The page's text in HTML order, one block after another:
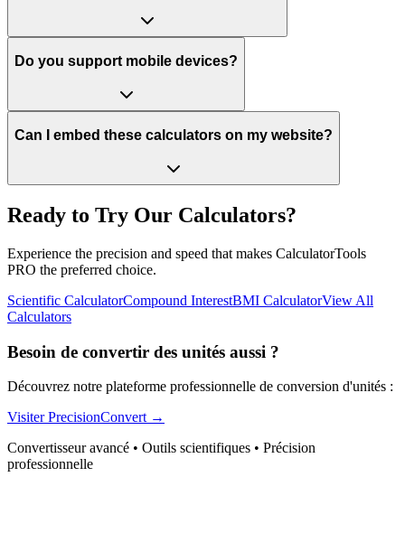
Do you support mobile devices?
Can I embed these calculators on my website?
Ready to Try Our Calculators?
Experience the precision and speed that makes CalculatorTools
PRO the preferred choice.
Scientific CalculatorCompound InterestBMI CalculatorView All
Calculators
Besoin de convertir des unités aussi ?
Découvrez notre plateforme professionnelle de conversion d'unités :
Visiter PrecisionConvert →
Convertisseur avancé • Outils scientifiques • Précision
professionnelle